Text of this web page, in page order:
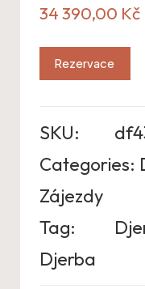
34 390,00 Kč
Rezervace
SKU:
Categories:
Zájezdy
Tag:
Djerba